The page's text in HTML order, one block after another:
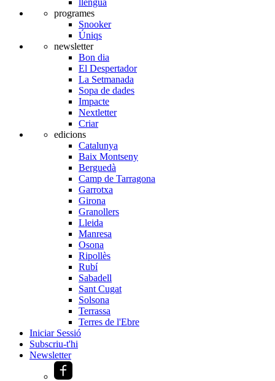
llengua
programes
Snooker
Úniqs
newsletter
Bon dia
El Despertador
La Setmanada
Sopa de dades
Impacte
Nextletter
Criar
edicions
Catalunya
Baix Montseny
Berguedà
Camp de Tarragona
Garrotxa
Girona
Granollers
Lleida
Manresa
Osona
Ripollès
Rubí
Sabadell
Sant Cugat
Solsona
Terrassa
Terres de l'Ebre
Iniciar Sessió
Subscriu-t'hi
Newsletter